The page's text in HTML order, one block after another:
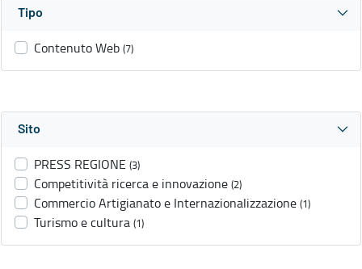
Tipo
Contenuto Web (7)
Sito
PRESS REGIONE (3)
Competitività ricerca e innovazione (2)
Commercio Artigianato e Internazionalizzazione (1)
Turismo e cultura (1)